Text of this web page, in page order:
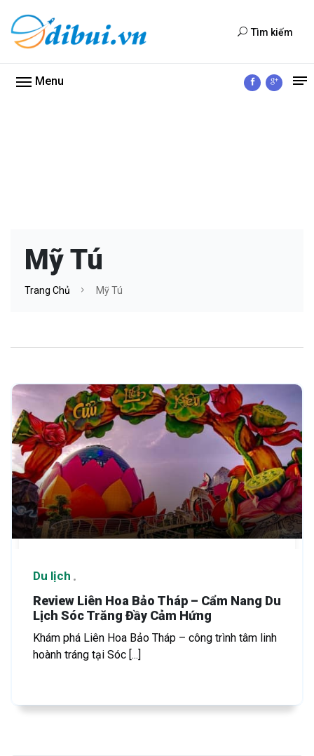
Tìm kiếm
Menu
Mỹ Tú
Trang Chủ Mỹ Tú
Du lịch
Review Liên Hoa Bảo Tháp – Cẩm Nang Du
Lịch Sóc Trăng Đầy Cảm Hứng
Khám phá Liên Hoa Bảo Tháp – công trình tâm linh
hoành tráng tại Sóc [...]